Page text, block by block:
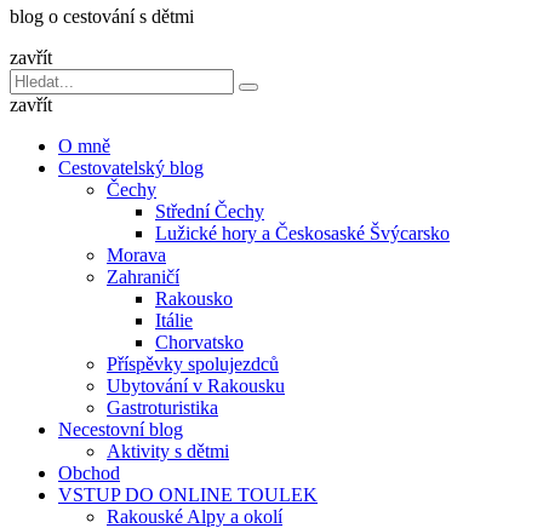
v
blog o cestování s dětmi
zavřít
Vyhledávání
pro:
Hledat
zavřít
O mně
Cestovatelský blog
Čechy
Střední Čechy
Lužické hory a Českosaské Švýcarsko
Morava
Zahraničí
Rakousko
Itálie
Chorvatsko
Příspěvky spolujezdců
Ubytování v Rakousku
Gastroturistika
Necestovní blog
Aktivity s dětmi
Obchod
VSTUP DO ONLINE TOULEK
Rakouské Alpy a okolí